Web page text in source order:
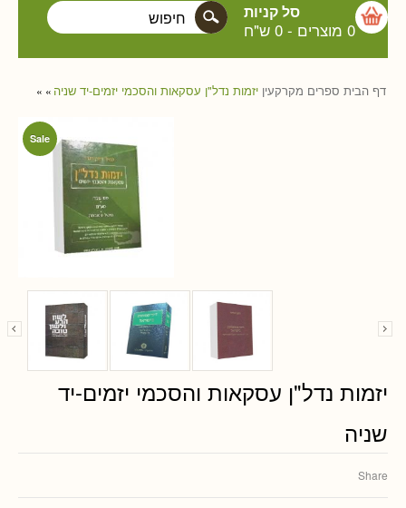
סל קניות
0 מוצרים - 0 ש"ח
דף הבית » ספרים מקרקעין » יזמות נדל"ן עסקאות והסכמי יזמים-יד שניה
Sale
יזמות נדל"ן עסקאות והסכמי יזמים-יד
שניה
Share